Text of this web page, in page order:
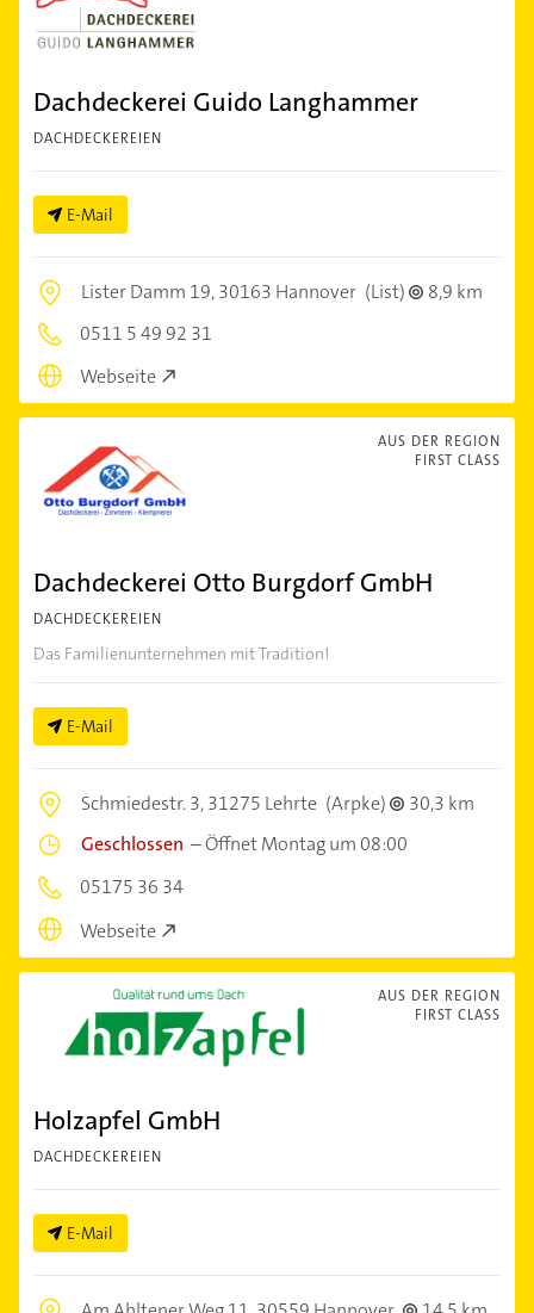
Dachdeckerei Guido Langhammer
DACHDECKEREIEN
E-Mail
Lister Damm 19,30163 Hannover (List)
8,9 km
0511 5 49 92 31
Webseite
AUS DER REGION
FIRST CLASS
Dachdeckerei Otto Burgdorf GmbH
DACHDECKEREIEN
Das Familienunternehmen mit Tradition!
E-Mail
Schmiedestr. 3,31275 Lehrte (Arpke)
30,3 km
Geschlossen –Öffnet Montag um 08:00
05175 36 34
Webseite
AUS DER REGION
FIRST CLASS
Holzapfel GmbH
DACHDECKEREIEN
E-Mail